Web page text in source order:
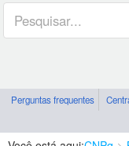
Perguntas frequentes